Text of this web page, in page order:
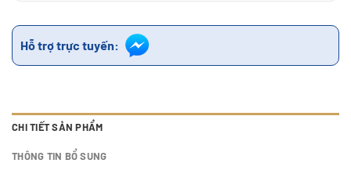
Hỗ trợ trực tuyến:
CHI TIẾT SẢN PHẨM
THÔNG TIN BỔ SUNG